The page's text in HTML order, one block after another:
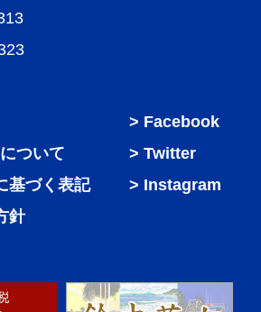
ついて
基づく表記
針
Facebook
Twitter
Instagram